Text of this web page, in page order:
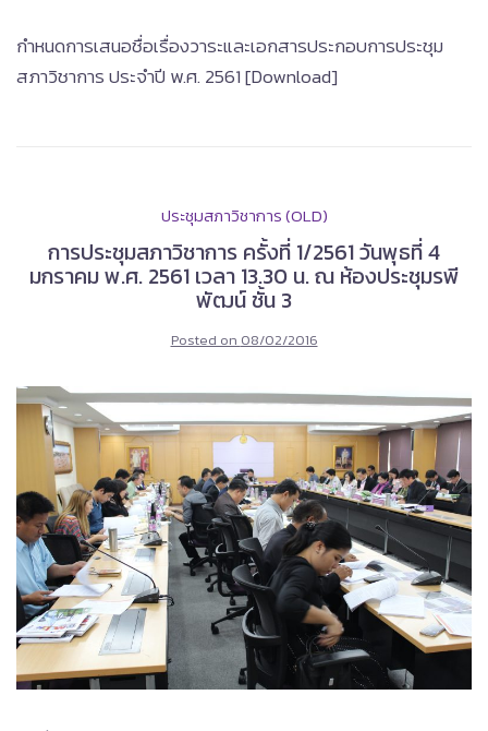
กำหนดการเสนอชื่อเรื่องวาระและเอกสารประกอบการประชุม
สภาวิชาการ ประจำปี พ.ศ. 2561 [Download]
ประชุมสภาวิชาการ (OLD)
การประชุมสภาวิชาการ ครั้งที่ 1/2561 วันพุธที่ 4
มกราคม พ.ศ. 2561 เวลา 13.30 น. ณ ห้องประชุมรพี
พัฒน์ ชั้น 3
Posted on 08/02/2016